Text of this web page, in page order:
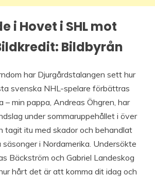
i Hovet i SHL mot
Bildbyrån
har Djurgårdstalangen sett hur
svenska NHL-spelare förbättras
– min pappa, Andreas Öhgren, har
under sommaruppehållet i över
tagit itu med skador och behandlat
säsonger i Nordamerika. Undersökte
Bäckström och Gabriel Landeskog
hårt det är att komma dit idag och